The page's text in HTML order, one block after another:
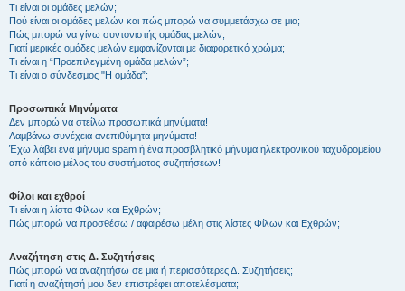
Τι είναι οι ομάδες μελών;
Πού είναι οι ομάδες μελών και πώς μπορώ να συμμετάσχω σε μια;
Πώς μπορώ να γίνω συντονιστής ομάδας μελών;
Γιατί μερικές ομάδες μελών εμφανίζονται με διαφορετικό χρώμα;
Τι είναι η “Προεπιλεγμένη ομάδα μελών”;
Τι είναι ο σύνδεσμος "Η ομάδα”;
Προσωπικά Μηνύματα
Δεν μπορώ να στείλω προσωπικά μηνύματα!
Λαμβάνω συνέχεια ανεπιθύμητα μηνύματα!
Έχω λάβει ένα μήνυμα spam ή ένα προσβλητικό μήνυμα ηλεκτρονικού ταχυδρομείου
από κάποιο μέλος του συστήματος συζητήσεων!
Φίλοι και εχθροί
Τι είναι η λίστα Φίλων και Εχθρών;
Πώς μπορώ να προσθέσω / αφαιρέσω μέλη στις λίστες Φίλων και Εχθρών;
Αναζήτηση στις Δ. Συζητήσεις
Πώς μπορώ να αναζητήσω σε μια ή περισσότερες Δ. Συζητήσεις;
Γιατί η αναζήτησή μου δεν επιστρέφει αποτελέσματα;